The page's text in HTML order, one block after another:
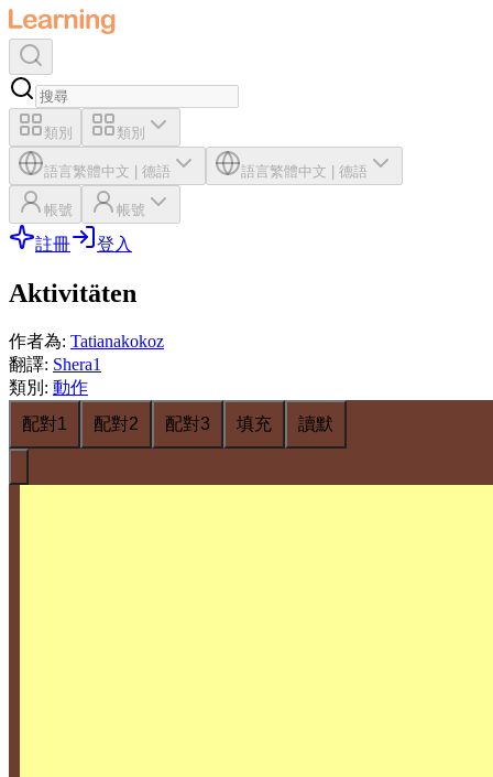
類別 類別
語言繁體中文 德語 語言繁體中文 德語
帳號 帳號
註冊 登入
Aktivitäten
作者為: Tatianakokoz
翻譯: Shera1
類別 : 動作
配對1
配對2 配對3 填充 讀默